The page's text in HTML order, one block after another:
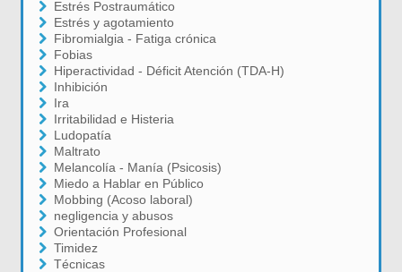
Estrés Postraumático
Estrés y agotamiento
Fibromialgia - Fatiga crónica
Fobias
Hiperactividad - Déficit Atención (TDA-H)
Inhibición
Ira
Irritabilidad e Histeria
Ludopatía
Maltrato
Melancolía - Manía (Psicosis)
Miedo a Hablar en Público
Mobbing (Acoso laboral)
negligencia y abusos
Orientación Profesional
Timidez
Técnicas